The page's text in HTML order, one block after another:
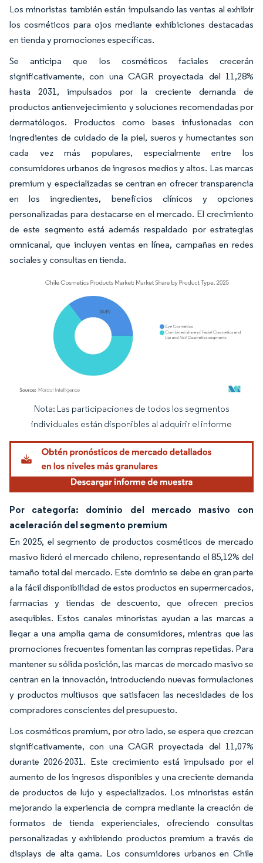
Los minoristas también están impulsando las ventas al exhibir
los cosméticos para ojos mediante exhibiciones destacadas
en tienda y promociones específicas.
Se anticipa que los cosméticos faciales crecerán
significativamente, con una CAGR proyectada del 11,28%
hasta 2031, impulsados por la creciente demanda de
productos antienvejecimiento y soluciones recomendadas por
dermatólogos. Productos como bases infusionadas con
ingredientes de cuidado de la piel, sueros y humectantes son
cada vez más populares, especialmente entre los
consumidores urbanos de ingresos medios y altos. Las marcas
premium y especializadas se centran en ofrecer transparencia
en los ingredientes, beneficios clínicos y opciones
personalizadas para destacarse en el mercado. El crecimiento
de este segmento está además respaldado por estrategias
omnicanal, que incluyen ventas en línea, campañas en redes
sociales y consultas en tienda.
Imagen © Mordor Intelligence. El uso requiere atribución según CC BY 4.0.
Nota: Las participaciones de todos los segmentos
individuales están disponibles al adquirir el informe
Por categoría: dominio del mercado masivo con
aceleración del segmento premium
En 2025, el segmento de productos cosméticos de mercado
masivo lideró el mercado chileno, representando el 85,12% del
tamaño total del mercado. Este dominio se debe en gran parte
a la fácil disponibilidad de estos productos en supermercados,
farmacias y tiendas de descuento, que ofrecen precios
asequibles. Estos canales minoristas ayudan a las marcas a
llegar a una amplia gama de consumidores, mientras que las
promociones frecuentes fomentan las compras repetidas. Para
mantener su sólida posición, las marcas de mercado masivo se
centran en la innovación, introduciendo nuevas formulaciones
y productos multiusos que satisfacen las necesidades de los
compradores conscientes del presupuesto.
Los cosméticos premium, por otro lado, se espera que crezcan
significativamente, con una CAGR proyectada del 11,07%
durante 2026-2031. Este crecimiento está impulsado por el
aumento de los ingresos disponibles y una creciente demanda
de productos de lujo y especializados. Los minoristas están
mejorando la experiencia de compra mediante la creación de
formatos de tienda experienciales, ofreciendo consultas
personalizadas y exhibiendo productos premium a través de
displays de alta gama. Los consumidores urbanos en Chile